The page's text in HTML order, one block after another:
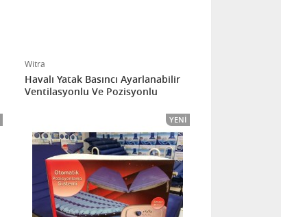
Witra
Havalı Yatak Basıncı Ayarlanabilir
Ventilasyonlu Ve Pozisyonlu
YENI